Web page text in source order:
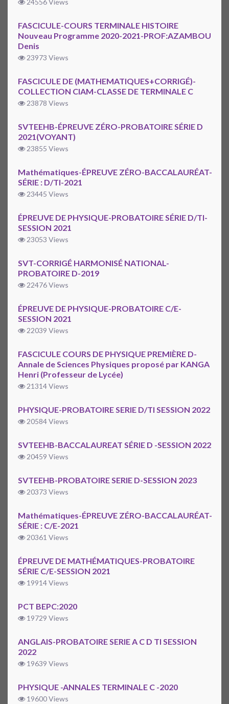
24556 Views
FASCICULE-COURS TERMINALE HISTOIRE
Nouveau Programme 2020-2021-PROF:AZAMBOU
Denis
23973 Views
FASCICULE DE (MATHEMATIQUES+CORRIGÉ)-
COLLECTION CIAM-CLASSE DE TERMINALE C
23878 Views
SVTEEHB-ÉPREUVE ZÉRO-PROBATOIRE SÉRIE D
2021(VOYANT)
23855 Views
Mathématiques-ÉPREUVE ZÉRO-BACCALAURÉAT-
SÉRIE : D/TI-2021
23445 Views
ÉPREUVE DE PHYSIQUE-PROBATOIRE SÉRIE D/TI-
SESSION 2021
23053 Views
SVT-CORRIGÉ HARMONISÉ NATIONAL-
PROBATOIRE D-2019
22476 Views
ÉPREUVE DE PHYSIQUE-PROBATOIRE C/E-
SESSION 2021
22039 Views
FASCICULE COURS DE PHYSIQUE PREMIÈRE D-
Annale de Sciences Physiques proposé par KANGA
Henri (Professeur de Lycée)
21314 Views
PHYSIQUE-PROBATOIRE SERIE D/TI SESSION 2022
20584 Views
SVTEEHB-BACCALAUREAT SÉRIE D -SESSION 2022
20459 Views
SVTEEHB-PROBATOIRE SERIE D-SESSION 2023
20373 Views
Mathématiques-ÉPREUVE ZÉRO-BACCALAURÉAT-
SÉRIE : C/E-2021
20361 Views
ÉPREUVE DE MATHÉMATIQUES-PROBATOIRE
SÉRIE C/E-SESSION 2021
19914 Views
PCT BEPC:2020
19729 Views
ANGLAIS-PROBATOIRE SERIE A C D TI SESSION
2022
19639 Views
PHYSIQUE -ANNALES TERMINALE C -2020
19600 Views